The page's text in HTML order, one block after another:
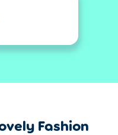
Fashion